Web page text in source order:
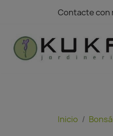
Contacte con
Contacte con
SIN GASTOS DE
Inicio